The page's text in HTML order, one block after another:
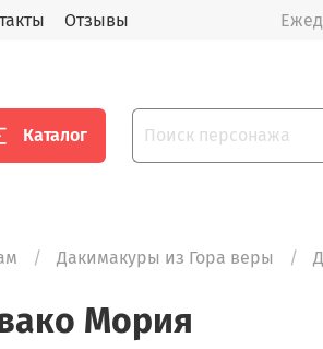
Отзывы
Каталог
Дакимакуры из Гора веры
Мория